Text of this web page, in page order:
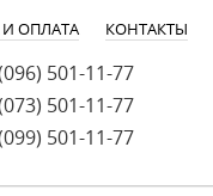
ОПЛАТА КОНТАКТЫ
501-11-77
501-11-77
501-11-77